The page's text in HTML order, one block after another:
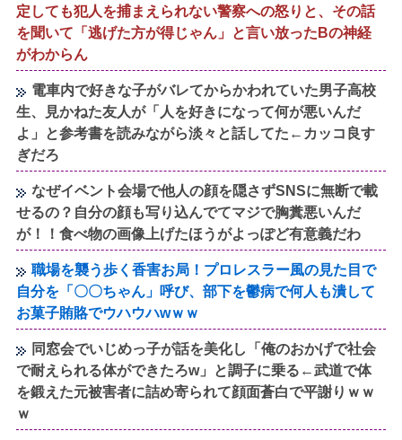
定しても犯人を捕まえられない警察への怒りと、その話
を聞いて「逃げた方が得じゃん」と言い放ったBの神経
がわからん
電車内で好きな子がバレてからかわれていた男子高校
生、見かねた友人が「人を好きになって何が悪いんだ
よ」と参考書を読みながら淡々と話してた←カッコ良す
ぎだろ
なぜイベント会場で他人の顔を隠さずSNSに無断で載
せるの？自分の顔も写り込んでてマジで胸糞悪いんだ
が！！食べ物の画像上げたほうがよっぽど有意義だわ
職場を襲う歩く香害お局！プロレスラー風の見た目で
自分を「〇〇ちゃん」呼び、部下を鬱病で何人も潰して
お菓子賄賂でウハウハwｗｗ
同窓会でいじめっ子が話を美化し「俺のおかげで社会
で耐えられる体ができたろw」と調子に乗る←武道で体
を鍛えた元被害者に詰め寄られて顔面蒼白で平謝りｗｗ
ｗ